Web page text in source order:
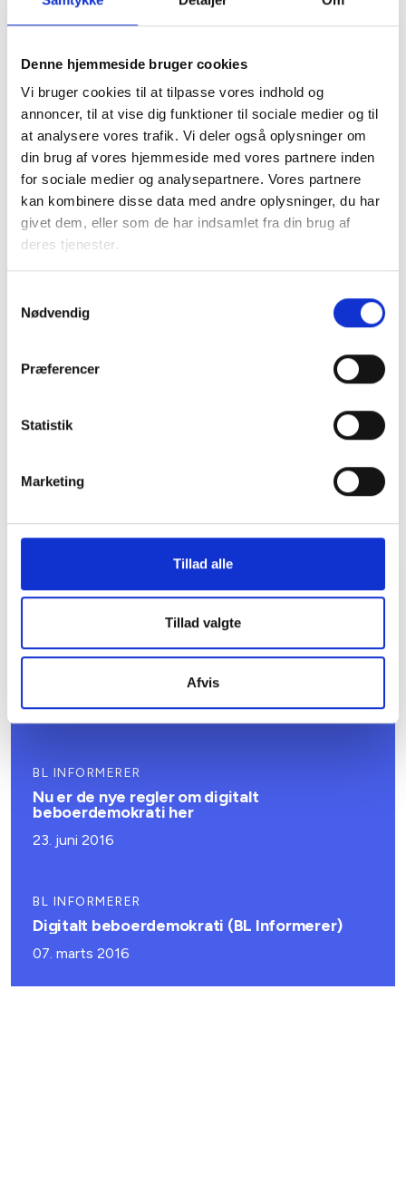
Denne hjemmeside bruger cookies
Vi bruger cookies til at tilpasse vores indhold og
annoncer, til at vise dig funktioner til sociale medier og til
at analysere vores trafik. Vi deler også oplysninger om
din brug af vores hjemmeside med vores partnere inden
for sociale medier og analysepartnere. Vores partnere
kan kombinere disse data med andre oplysninger, du har
givet dem, eller som de har indsamlet fra din brug af
deres tjenester.
Nødvendig
Præferencer
Statistik
Marketing
Tillad alle
Tillad valgte
Afvis
Informerer nr.2314
Med venlig hilsen
Bent Madsen / Birgitte Fæster
Relateret indhold Viden
BL INFORMERER
Valg af ny formand for BL i juni 2022
29. oktober 2021
BL INFORMERER
Nu er de nye regler om digitalt
beboerdemokrati her
23. juni 2016
BL INFORMERER
Digitalt beboerdemokrati (BL Informerer)
07. marts 2016